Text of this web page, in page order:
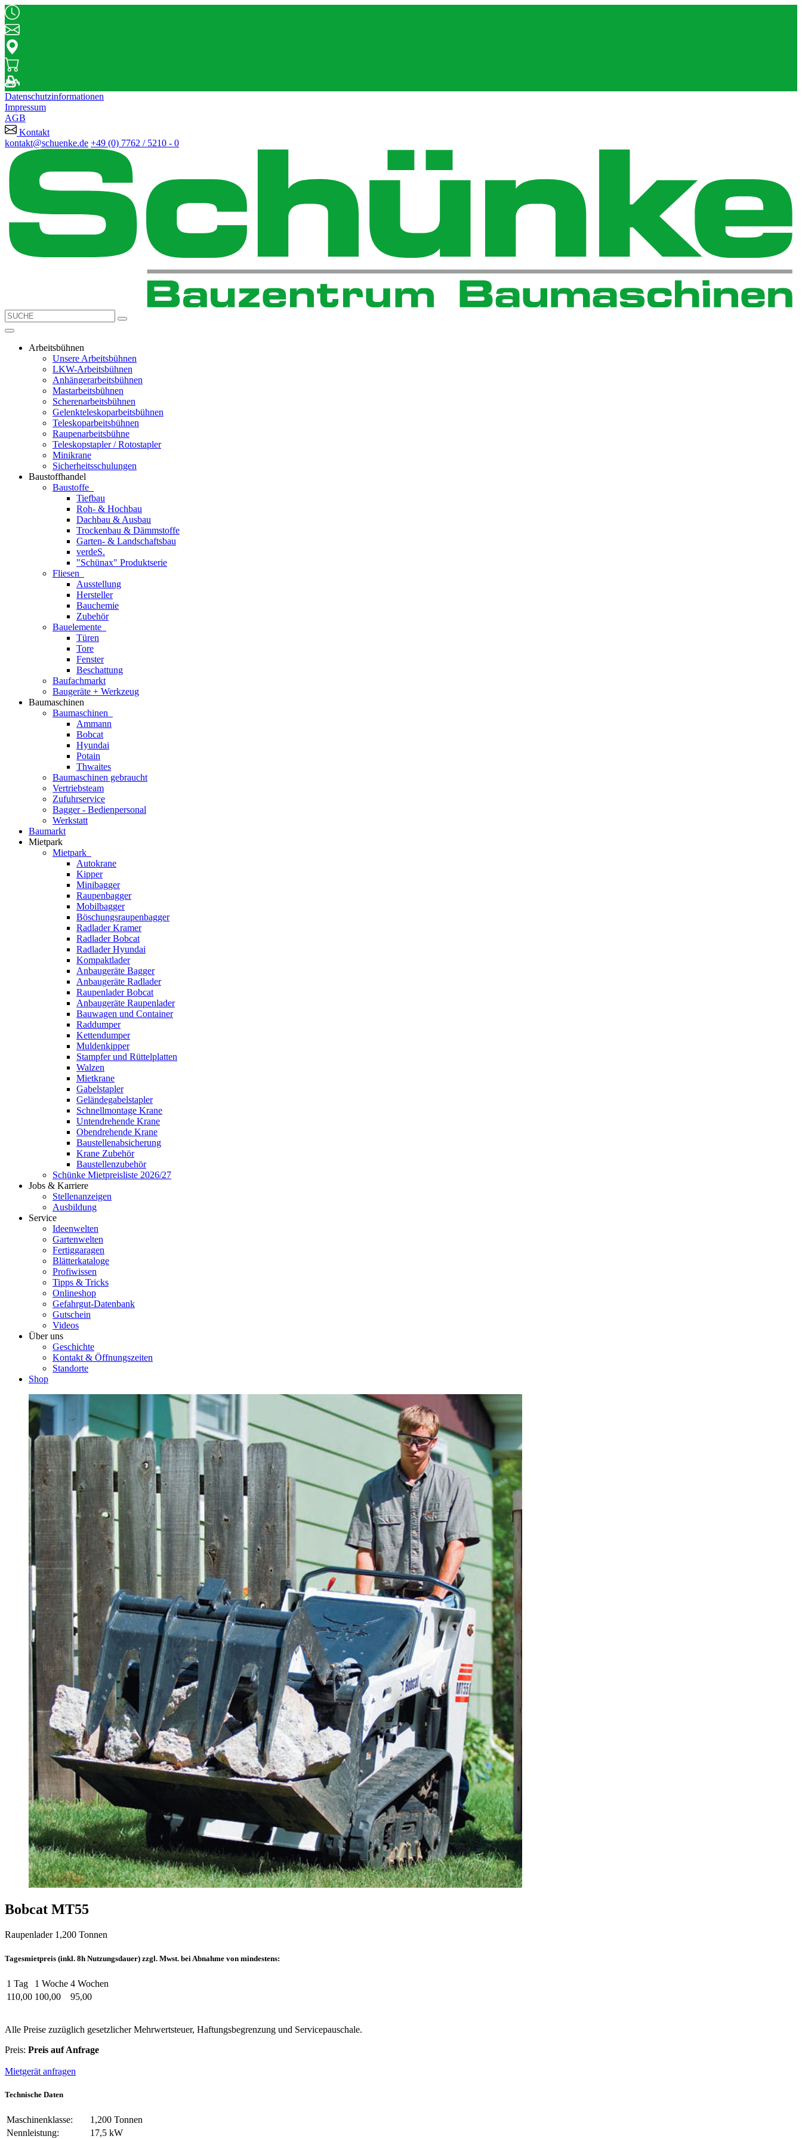
Datenschutzinformationen
Impressum
AGB
Kontakt
kontakt@schuenke.de +49 (0) 7762 / 5210 - 0
Arbeitsbühnen
Unsere Arbeitsbühnen
LKW-Arbeitsbühnen
Anhängerarbeitsbühnen
Mastarbeitsbühnen
Scherenarbeitsbühnen
Gelenkteleskoparbeitsbühnen
Teleskoparbeitsbühnen
Raupenarbeitsbühne
Teleskopstapler / Rotostapler
Minikrane
Sicherheitsschulungen
Baustoffhandel
Baustoffe
Tiefbau
Roh- & Hochbau
Dachbau & Ausbau
Trockenbau & Dämmstoffe
Garten- & Landschaftsbau
verdeS.
"Schünax" Produktserie
Fliesen
Ausstellung
Hersteller
Bauchemie
Zubehör
Bauelemente
Türen
Tore
Fenster
Beschattung
Baufachmarkt
Baugeräte + Werkzeug
Baumaschinen
Baumaschinen
Ammann
Bobcat
Hyundai
Potain
Thwaites
Baumaschinen gebraucht
Vertriebsteam
Zufuhrservice
Bagger - Bedienpersonal
Werkstatt
Baumarkt
Mietpark
Mietpark
Autokrane
Kipper
Minibagger
Raupenbagger
Mobilbagger
Böschungsraupenbagger
Radlader Kramer
Radlader Bobcat
Radlader Hyundai
Kompaktlader
Anbaugeräte Bagger
Anbaugeräte Radlader
Raupenlader Bobcat
Anbaugeräte Raupenlader
Bauwagen und Container
Raddumper
Kettendumper
Muldenkipper
Stampfer und Rüttelplatten
Walzen
Mietkrane
Gabelstapler
Geländegabelstapler
Schnellmontage Krane
Untendrehende Krane
Obendrehende Krane
Baustellenabsicherung
Krane Zubehör
Baustellenzubehör
Schünke Mietpreisliste 2026/27
Jobs & Karriere
Stellenanzeigen
Ausbildung
Service
Ideenwelten
Gartenwelten
Fertiggaragen
Blätterkataloge
Profiwissen
Tipps & Tricks
Onlineshop
Gefahrgut-Datenbank
Gutschein
Videos
Über uns
Geschichte
Kontakt & Öffnungszeiten
Standorte
Shop
Bobcat MT55
Raupenlader 1,200 Tonnen
Tagesmietpreis (inkl. 8h Nutzungsdauer) zzgl. Mwst. bei Abnahme von mindestens:
1 Tag 1 Woche 4 Wochen
110,00 100,00 95,00
Alle Preise zuzüglich gesetzlicher Mehrwertsteuer, Haftungsbegrenzung und Servicepauschale.
Preis: Preis auf Anfrage
Mietgerät anfragen
Technische Daten
Maschinenklasse:
1,200 Tonnen
Nennleistung:
17,5 kW